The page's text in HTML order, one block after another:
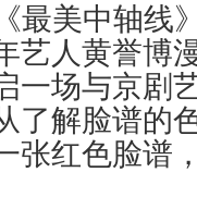
《最美中轴线
艺人黄誉博
一场与京剧
了解脸谱的
张红色脸谱